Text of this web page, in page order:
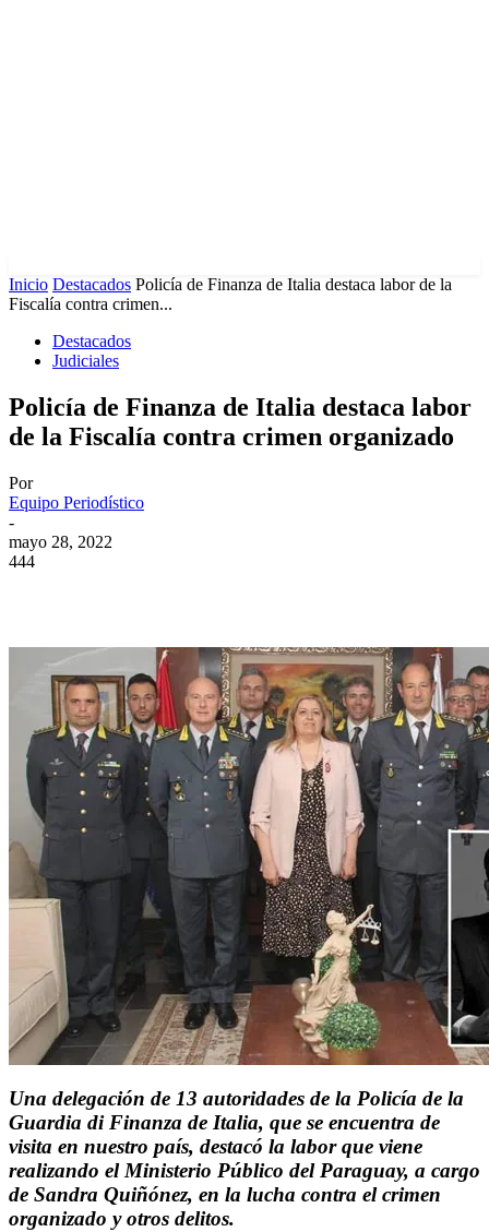
Inicio Destacados Policía de Finanza de Italia destaca labor de la
Fiscalía contra crimen...
Destacados
Judiciales
Policía de Finanza de Italia destaca labor
de la Fiscalía contra crimen organizado
Por
Equipo Periodístico
-
mayo 28, 2022
444
Una delegación de 13 autoridades de la Policía de la
Guardia di Finanza de Italia, que se encuentra de
visita en nuestro país, destacó la labor que viene
realizando el Ministerio Público del Paraguay, a cargo
de Sandra Quiñónez, en la lucha contra el crimen
organizado y otros delitos.